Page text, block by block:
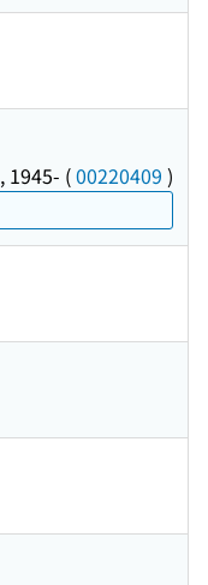
1945- (00220409 )